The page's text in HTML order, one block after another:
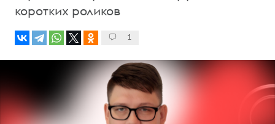
коротких роликов
1